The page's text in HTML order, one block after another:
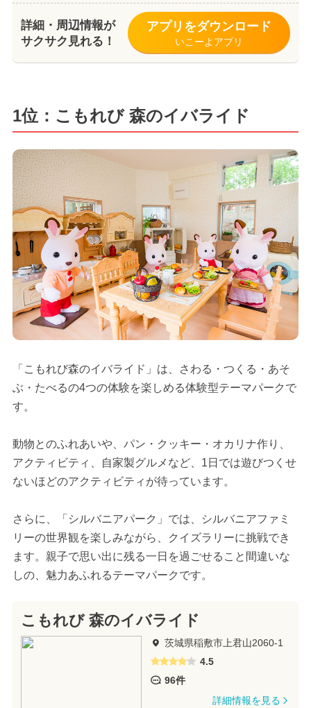
詳細・周辺情報が
サクサク見れる！
アプリをダウンロード
いこーよアプリ
1位：こもれび 森のイバライド
「こもれび森のイバライド」は、さわる・つくる・あそ
ぶ・たべるの4つの体験を楽しめる体験型テーマパークで
す。
動物とのふれあいや、パン・クッキー・オカリナ作り、
アクティビティ、自家製グルメなど、1日では遊びつくせ
ないほどのアクティビティが待っています。
さらに、「シルバニアパーク」では、シルバニアファミ
リーの世界観を楽しみながら、クイズラリーに挑戦でき
ます。親子で思い出に残る一日を過ごせること間違いな
しの、魅力あふれるテーマパークです。
こもれび 森のイバライド
茨城県稲敷市上君山2060-1
4.5
96件
詳細情報を見る